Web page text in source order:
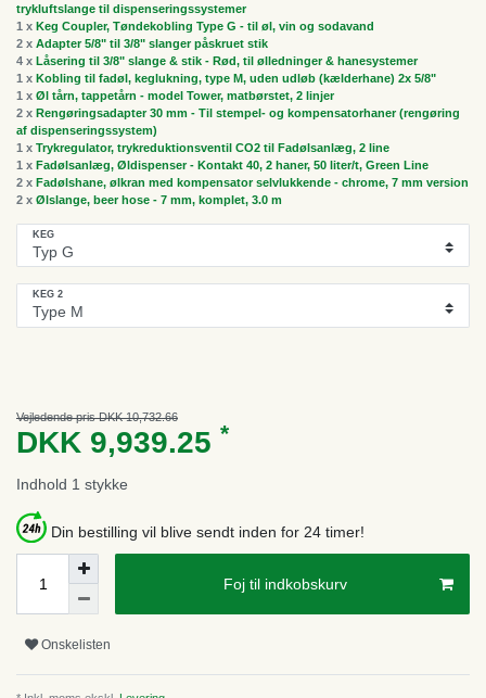
trykluftslange til dispenseringssystemer
1 x Keg Coupler, Tøndekobling Type G - til øl, vin og sodavand
2 x Adapter 5/8" til 3/8" slanger påskruet stik
4 x Låsering til 3/8" slange & stik - Rød, til ølledninger & hanesystemer
1 x Kobling til fadøl, keglukning, type M, uden udløb (kælderhane) 2x 5/8"
1 x Øl tårn, tappetårn - model Tower, matbørstet, 2 linjer
2 x Rengøringsadapter 30 mm - Til stempel- og kompensatorhaner (rengøring
af dispenseringssystem)
1 x Trykregulator, trykreduktionsventil CO2 til Fadølsanlæg, 2 line
1 x Fadølsanlæg, Øldispenser - Kontakt 40, 2 haner, 50 liter/t, Green Line
2 x Fadølshane, ølkran med kompensator selvlukkende - chrome, 7 mm version
2 x Ølslange, beer hose - 7 mm, komplet, 3.0 m
KEG
KEG 2
Vejledende pris DKK 10,732.66
DKK 9,939.25 *
Indhold 1 stykke
Din bestilling vil blive sendt inden for 24 timer!
Foj til indkobskurv
Onskelisten